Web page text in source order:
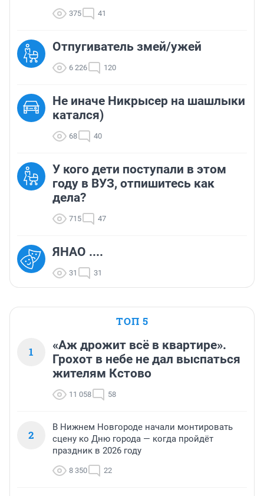
375 41
Отпугиватель змей/ужей
6 226 120
Не иначе Никрысер на шашлыки
катался)
68 40
У кого дети поступали в этом
году в ВУЗ, отпишитесь как
дела?
715 47
ЯНАО ....
31 31
ТОП 5
1
«Аж дрожит всё в квартире».
Грохот в небе не дал выспаться
жителям Кстово
11 058 58
2
В Нижнем Новгороде начали монтировать
сцену ко Дню города — когда пройдёт
праздник в 2026 году
8 350 22